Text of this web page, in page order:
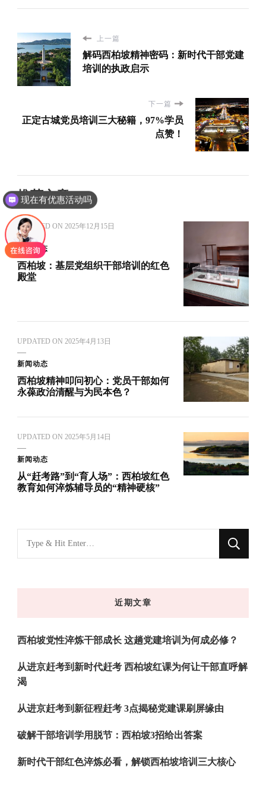
上一篇
解码西柏坡精神密码：新时代干部党建
培训的执政启示
下一篇
正定古城党员培训三大秘籍，97%学员
点赞！
推荐文章
UPDATED ON 2025年12月15日
新闻动态
西柏坡：基层党组织干部培训的红色
殿堂
UPDATED ON 2025年4月13日
新闻动态
西柏坡精神叩问初心：党员干部如何
永葆政治清醒与为民本色？
UPDATED ON 2025年5月14日
新闻动态
从“赶考路”到“育人场”：西柏坡红色
教育如何淬炼辅导员的“精神硬核”
找
什
近期文章
西柏坡党性淬炼干部成长 这趟党建培训为何成必修？
从进京赶考到新时代赶考 西柏坡红课为何让干部直呼解
渴
从进京赶考到新征程赶考 3点揭秘党建课刷屏缘由
破解干部培训学用脱节：西柏坡3招给出答案
新时代干部红色淬炼必看，解锁西柏坡培训三大核心
现在有优惠活动吗